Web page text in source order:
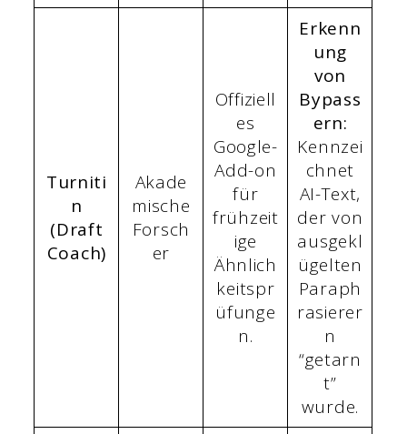
Turniti
n
(Draft
Coach)
Akade
mische
Forsch
er
Offiziell
es
Google-
Add-on
für
frühzeit
ige
Ähnlich
keitspr
üfunge
n.
Erkenn
ung
von
Bypass
ern:
Kennzei
chnet
AI-Text,
der von
ausgekl
ügelten
Paraph
rasierer
n
“getarn
t”
wurde.